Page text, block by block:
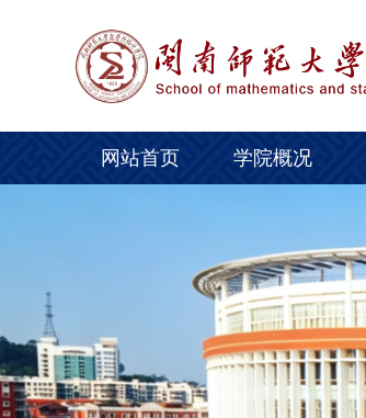
网站首页 学院概况